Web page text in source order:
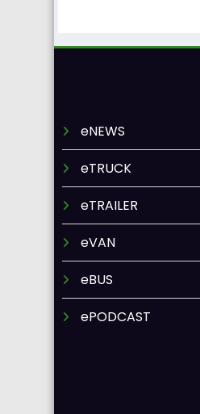
eNEWS
eTRUCK
eTRAILER
eVAN
eBUS
ePODCAST